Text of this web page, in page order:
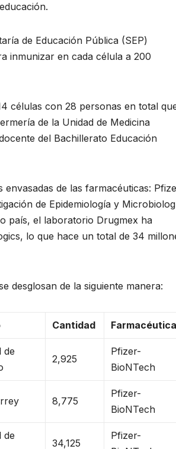
de Educación Pública (SEP)
inmunizar en cada célula a 200
células con 28 personas en total
de la Unidad de Medicina
del Bachillerato Educación
de las farmacéuticas:
de Epidemiología y
país, el laboratorio Drugmex ha
lo que hace un total de 34
desglosan de la siguiente manera:
Cantidad
de
2,925
Pfizer-
BioNTech
8,775
Pfizer-
BioNTech
de
34,125
Pfizer-